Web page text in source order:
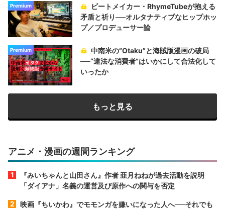
Premium
ビートメイカー・RhymeTubeが抱える
矛盾と祈り──オルタナティブなヒップホッ
プ／プロデューサー論
Premium
中南米の“Otaku”と海賊版漫画の破局
──“違法な消費者”はいかにして合法化して
いったか
もっと見る
アニメ・漫画の週間ランキング
『みいちゃんと山田さん』作者 亜月ねねが過去活動を説明
「ダイアナ」名義の運営及び原作への関与を否定
映画『ちいかわ』でモモンガを嫌いになった人へ──それでも